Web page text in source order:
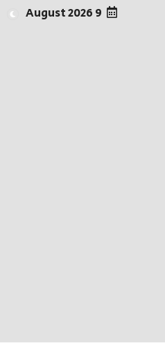
9 August 2026